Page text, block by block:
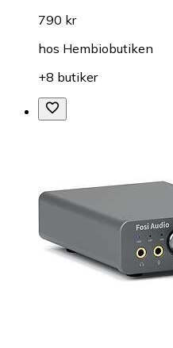
790 kr
hos Hembiobutiken
+8 butiker